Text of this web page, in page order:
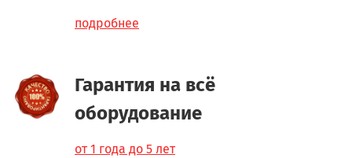
подробнее
Гарантия на всё
оборудование
от 1 года до 5 лет